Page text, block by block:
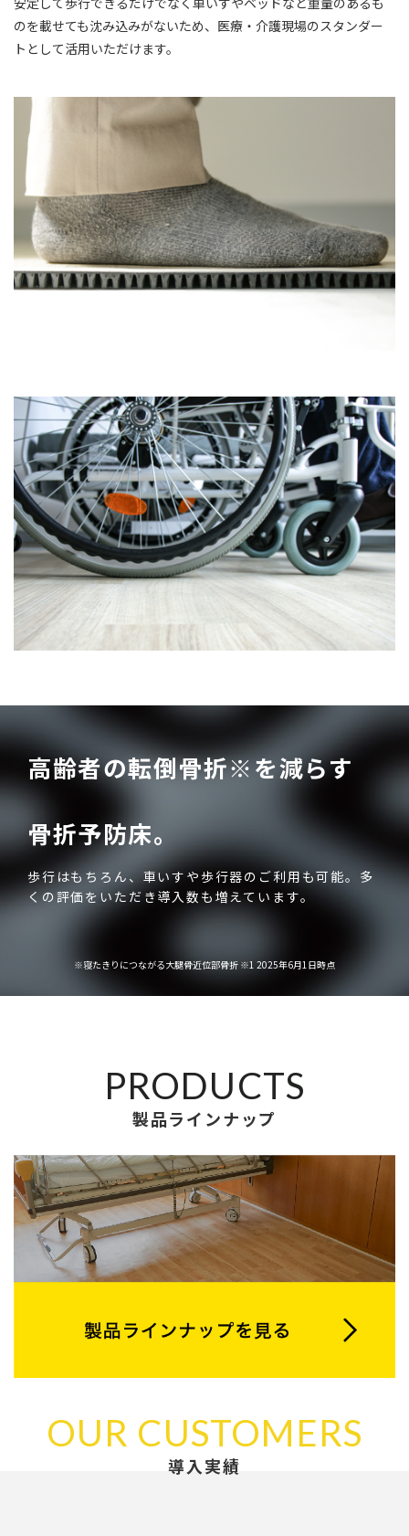
のを載せても沈み込みがないため、医療・介護現場のスタンダー
トとして活用いただけます。
高齢者の転倒骨折※を減らす
骨折予防床。
歩行はもちろん、車いすや歩行器のご利用も可能。 多
くの評価をいただき導入数も増えています。
※寝たきりにつながる大腿骨近位部骨折 ※1 2025年6月1日時点
PRODUCTS
製品ラインナップ
OUR CUSTOMERS
導入実績